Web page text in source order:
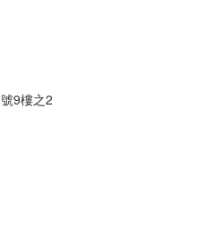
9樓之2